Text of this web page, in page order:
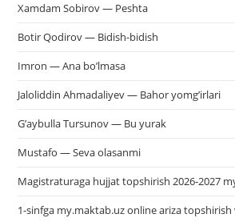
Xamdam Sobirov — Peshta
Botir Qodirov — Bidish-bidish
Imron — Ana bo’lmasa
Jaloliddin Ahmadaliyev — Bahor yomg’irlari
G’aybulla Tursunov — Bu yurak
Mustafo — Seva olasanmi
Magistraturaga hujjat topshirish 2026-2027
1-sinfga my.maktab.uz online ariza